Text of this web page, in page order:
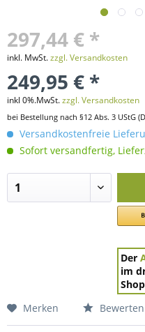
297,44 € *
inkl. MwSt.zzgl. Versandkosten
249,95 € *
inkl 0%.MwSt.zzgl. Versandkosten
bei Bestellung nach §12 Abs. 3 UStG
Versandkostenfreie
Sofort versandfertig,
Der
im
Merken
Bewerten